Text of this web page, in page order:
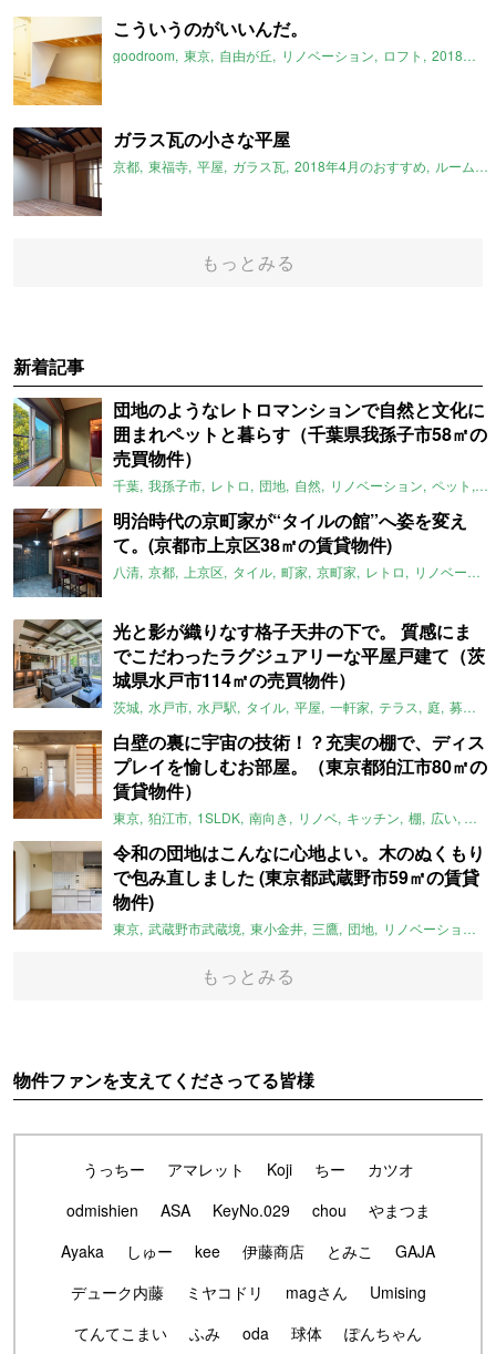
こういうのがいいんだ。
goodroom 東京 自由が丘 リノベーション ロフト 2018年4月のおすすめ
ガラス瓦の小さな平屋
京都 東福寺 平屋 ガラス瓦 2018年4月のおすすめ ルームマーケット
もっとみる
新着記事
団地のようなレトロマンションで自然と文化に
囲まれペットと暮らす（千葉県我孫子市58㎡の
売買物件）
千葉 我孫子市 レトロ 団地 自然 リノベーション ペット
明治時代の京町家が“タイルの館”へ姿を変え
て。(京都市上京区38㎡の賃貸物件)
八清 京都 上京区 タイル 町家 京町家 レトロ リノベーション
光と影が織りなす格子天井の下で。 質感にま
でこだわったラグジュアリーな平屋戸建て（茨
城県水戸市114㎡の売買物件）
茨城 水戸市 水戸駅 タイル 平屋 一軒家 テラス 庭 募集中
白壁の裏に宇宙の技術！？充実の棚で、ディス
プレイを愉しむお部屋。（東京都狛江市80㎡の
賃貸物件）
東京 狛江市 1SLDK 南向き リノベ キッチン 棚 広い ガイ
令和の団地はこんなに心地よい。木のぬくもり
で包み直しました (東京都武蔵野市59㎡の賃貸
物件)
東京 武蔵野市武蔵境 東小金井 三鷹 団地 リノベーション
もっとみる
物件ファンを支えてくださってる皆様
うっちー アマレット Koji ちー
カツオ
odmishien
ASA KeyNo.029 chou
やまつま
Ayaka
しゅー kee 伊藤商店 とみこ
GAJA
デューク内藤
ミヤコドリ magさん
Umising
てんてこまい
ふみ oda 球体
ぽんちゃん